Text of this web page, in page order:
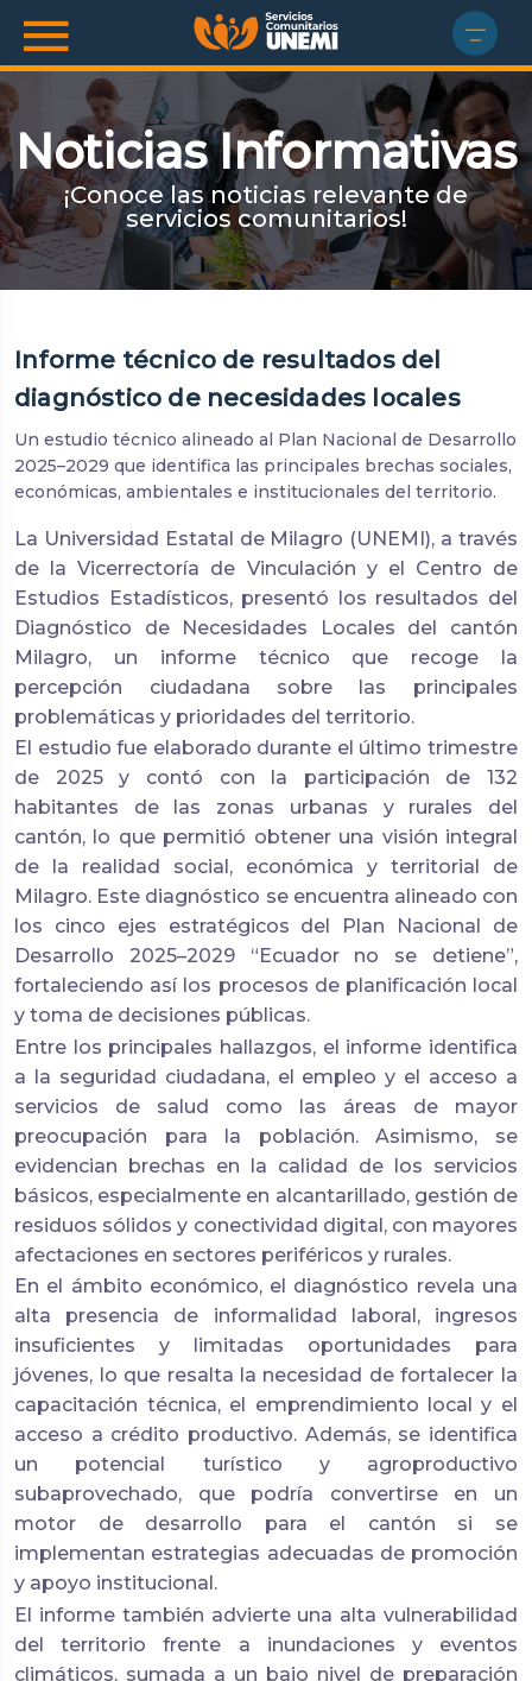
Noticias Informativas
¡Conoce las noticias relevante de
servicios comunitarios!
Informe técnico de resultados del
diagnóstico de necesidades locales
Un estudio técnico alineado al Plan Nacional de Desarrollo
2025–2029 que identifica las principales brechas sociales,
económicas, ambientales e institucionales del territorio.
La Universidad Estatal de Milagro (UNEMI), a través
de la Vicerrectoría de Vinculación y el Centro de
Estudios Estadísticos, presentó los resultados del
Diagnóstico de Necesidades Locales del cantón
Milagro, un informe técnico que recoge la
percepción ciudadana sobre las principales
problemáticas y prioridades del territorio.
El estudio fue elaborado durante el último trimestre
de 2025 y contó con la participación de 132
habitantes de las zonas urbanas y rurales del
cantón, lo que permitió obtener una visión integral
de la realidad social, económica y territorial de
Milagro. Este diagnóstico se encuentra alineado con
los cinco ejes estratégicos del Plan Nacional de
Desarrollo 2025–2029 “Ecuador no se detiene”,
fortaleciendo así los procesos de planificación local
y toma de decisiones públicas.
Entre los principales hallazgos, el informe identifica
a la seguridad ciudadana, el empleo y el acceso a
servicios de salud como las áreas de mayor
preocupación para la población. Asimismo, se
evidencian brechas en la calidad de los servicios
básicos, especialmente en alcantarillado, gestión de
residuos sólidos y conectividad digital, con mayores
afectaciones en sectores periféricos y rurales.
En el ámbito económico, el diagnóstico revela una
alta presencia de informalidad laboral, ingresos
insuficientes y limitadas oportunidades para
jóvenes, lo que resalta la necesidad de fortalecer la
capacitación técnica, el emprendimiento local y el
acceso a crédito productivo. Además, se identifica
un potencial turístico y agroproductivo
subaprovechado, que podría convertirse en un
motor de desarrollo para el cantón si se
implementan estrategias adecuadas de promoción
y apoyo institucional.
El informe también advierte una alta vulnerabilidad
del territorio frente a inundaciones y eventos
climáticos, sumada a un bajo nivel de preparación